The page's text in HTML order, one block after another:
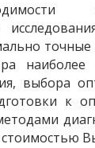
выбора
к